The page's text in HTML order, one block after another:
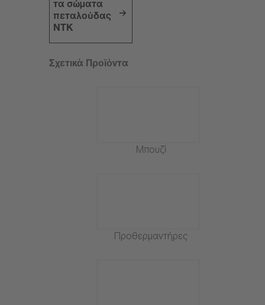
τα σώματα
πεταλούδας
NTK
Σχετικά Προϊόντα
Μπουζί
Προθερμαντήρες